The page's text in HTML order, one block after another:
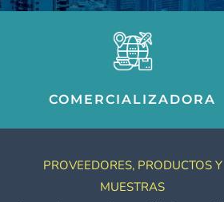
COMERCIALIZADORA
PROVEEDORES, PRODUCTOS Y
MUESTRAS